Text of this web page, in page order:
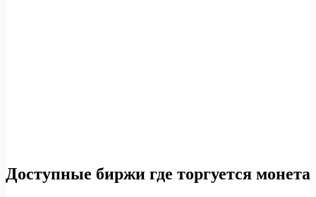
Доступные биржи где торгуется монета